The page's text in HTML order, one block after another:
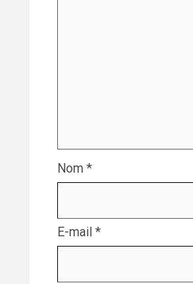
Nom *
E-mail *